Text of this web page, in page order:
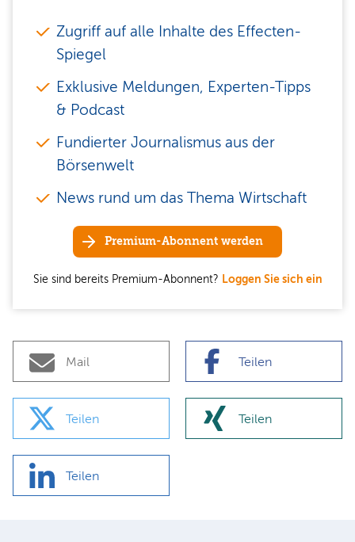
Zugriff auf alle Inhalte des Effecten-
Spiegel
Exklusive Meldungen, Experten-Tipps
& Podcast
Fundierter Journalismus aus der
Börsenwelt
News rund um das Thema Wirtschaft
Premium-Abonnent werden
Sie sind bereits Premium-Abonnent? Loggen Sie sich ein
Mail Teilen
Teilen Teilen
Teilen